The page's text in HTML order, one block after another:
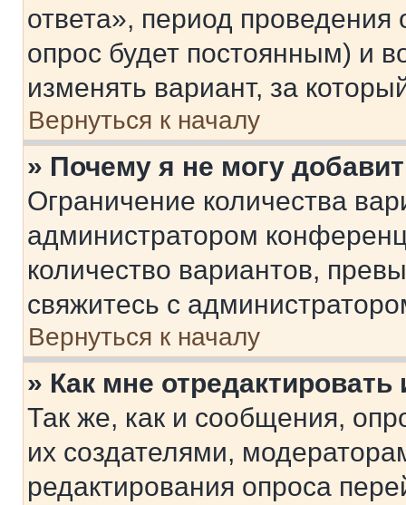
ответа», период проведения
опрос будет постоянным) и
изменять вариант, за
Вернуться к началу
» Почему я не могу
Ограничение количества
администратором
количество вариантов,
свяжитесь с
Вернуться к началу
» Как мне
Так же, как и сообщения,
их создателями,
редактирования опроса